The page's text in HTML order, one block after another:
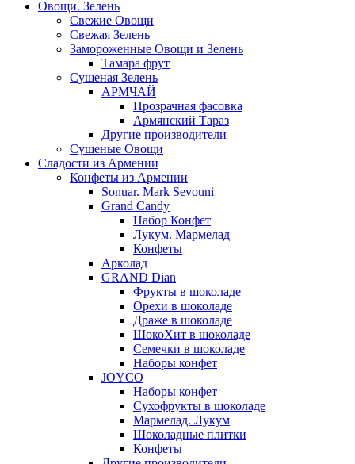
Овощи. Зелень
Свежие Овощи
Свежая Зелень
Замороженные Овощи и Зелень
Тамара фрут
Сушеная Зелень
АРМЧАЙ
Прозрачная фасовка
Армянский Тараз
Другие производители
Сушеные Овощи
Сладости из Армении
Конфеты из Армении
Sonuar. Mark Sevouni
Grand Candy
Набор Конфет
Лукум. Мармелад
Конфеты
Арколад
GRAND Dian
Фрукты в шоколаде
Орехи в шоколаде
Драже в шоколаде
ШокоХит в шоколаде
Семечки в шоколаде
Наборы конфет
JOYCO
Наборы конфет
Сухофрукты в шоколаде
Мармелад. Лукум
Шоколадные плитки
Конфеты